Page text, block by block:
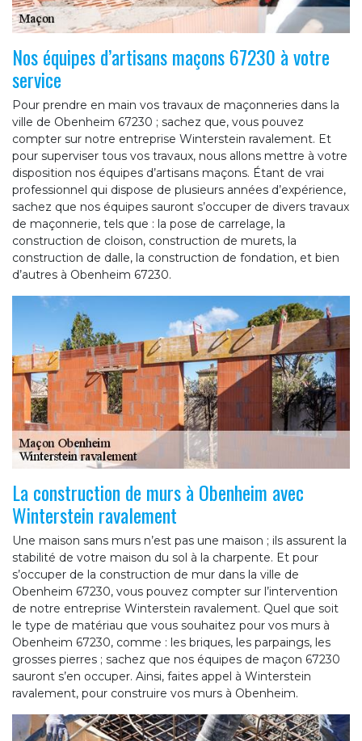
Nos équipes d’artisans maçons 67230 à votre
service
Pour prendre en main vos travaux de maçonneries dans la
ville de Obenheim 67230 ; sachez que, vous pouvez
compter sur notre entreprise Winterstein ravalement. Et
pour superviser tous vos travaux, nous allons mettre à votre
disposition nos équipes d’artisans maçons. Étant de vrai
professionnel qui dispose de plusieurs années d’expérience,
sachez que nos équipes sauront s’occuper de divers travaux
de maçonnerie, tels que : la pose de carrelage, la
construction de cloison, construction de murets, la
construction de dalle, la construction de fondation, et bien
d’autres à Obenheim 67230.
La construction de murs à Obenheim avec
Winterstein ravalement
Une maison sans murs n’est pas une maison ; ils assurent la
stabilité de votre maison du sol à la charpente. Et pour
s’occuper de la construction de mur dans la ville de
Obenheim 67230, vous pouvez compter sur l’intervention
de notre entreprise Winterstein ravalement. Quel que soit
le type de matériau que vous souhaitez pour vos murs à
Obenheim 67230, comme : les briques, les parpaings, les
grosses pierres ; sachez que nos équipes de maçon 67230
sauront s’en occuper. Ainsi, faites appel à Winterstein
ravalement, pour construire vos murs à Obenheim.